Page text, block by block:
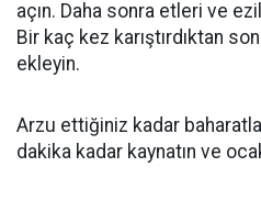
açın. Daha sonra etleri ve
Bir kaç kez karıştırdıktan
ekleyin.
Arzu ettiğiniz kadar
dakika kadar kaynatın ve